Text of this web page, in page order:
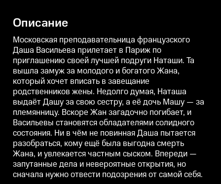
жены. Недолго думая, Наташа
выдаёт Дашу за свою сестру, а
её дочь Машу — за племянницу.
Вскоре Жан загадочно погибает,
и Васильевы становятся
обладателями солидного
состояния. Ни в чём не
повинная Даша пытается
разобраться, кому ещё была
выгодна смерть Жана, и
увлекается частным сыском.
Впереди — запутанные дела и
невероятные открытия, но
сначала нужно отвести
подозрения от самой себя.
её дочь Машу — за племянницу.
Вскоре Жан загадочно погибает,
и Васильевы становятся
обладателями солидного
состояния. Ни в чём не
повинная Даша пытается
разобраться, кому ещё была
выгодна смерть Жана, и
увлекается частным сыском.
Впереди — запутанные дела и
невероятные открытия, но
сначала нужно отвести
подозрения от самой себя.
Описание
Московская преподавательница французского
Даша Васильева прилетает в Париж по
приглашению своей лучшей подруги Наташи. Та
вышла замуж за молодого и богатого Жана,
который хочет вписать в завещание
родственников жены. Недолго думая, Наташа
выдаёт Дашу за свою сестру, а её дочь Машу — за
племянницу. Вскоре Жан загадочно погибает, и
Васильевы становятся обладателями солидного
состояния. Ни в чём не повинная Даша пытается
разобраться, кому ещё была выгодна смерть
Жана, и увлекается частным сыском. Впереди —
запутанные дела и невероятные открытия, но
сначала нужно отвести подозрения от самой себя.